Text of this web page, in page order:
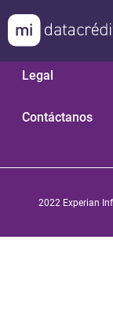
Nuestras
Legal
Contáctanos
2022 Experian